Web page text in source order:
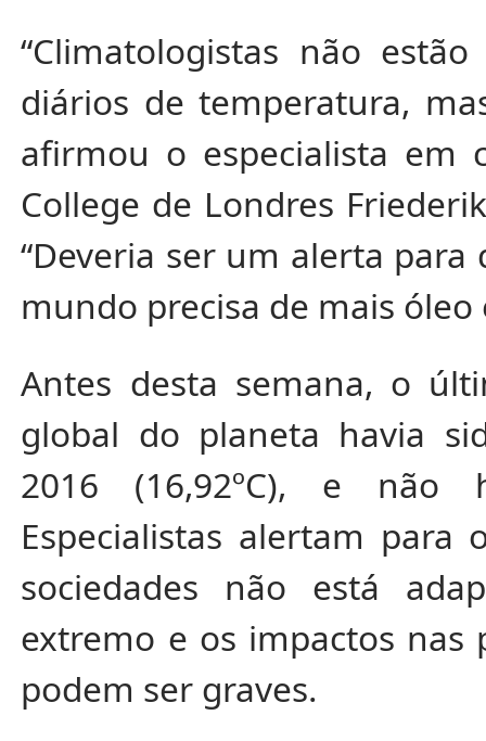
“Climatologistas não
diários de temperatura,
afirmou o especialista em
College de Londres
“Deveria ser um alerta
mundo precisa de mais óleo
Antes desta semana, o
global do planeta havia
2016 (16,92ºC), e não
Especialistas alertam
sociedades não está
extremo e os impactos nas
podem ser graves.